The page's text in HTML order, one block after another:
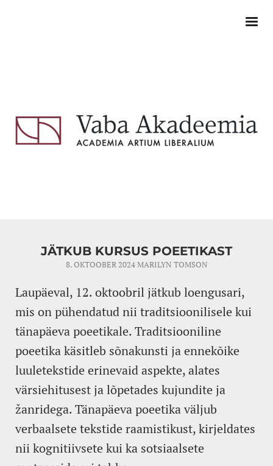
JÄTKUB KURSUS POEETIKAST
8. OKTOOBER 2024MARILYN TOMSON
Laupäeval, 12. oktoobril jätkub loengusari,
mis on pühendatud nii traditsioonilisele kui
tänapäeva poeetikale. Traditsiooniline
poeetika käsitleb sõnakunsti ja ennekõike
luuletekstide erinevaid aspekte, alates
värsiehitusest ja lõpetades kujundite ja
žanridega. Tänapäeva poeetika väljub
verbaalsete tekstide raamistikust, kirjeldates
nii kognitiivsete kui ka sotsiaalsete